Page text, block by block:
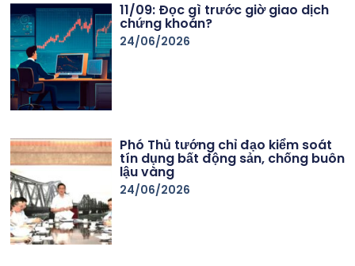
11/09: Đọc gì trước giờ giao dịch
chứng khoán?
24/06/2026
Phó Thủ tướng chỉ đạo kiểm soát
tín dụng bất động sản, chống buôn
lậu vàng
24/06/2026